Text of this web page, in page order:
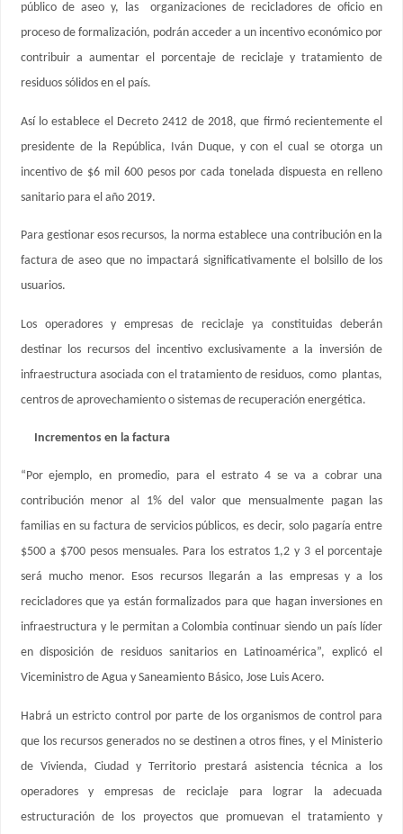
público de aseo y, las organizaciones de recicladores de oficio en
proceso de formalización, podrán acceder a un incentivo económico por
contribuir a aumentar el porcentaje de reciclaje y tratamiento de
residuos sólidos en el país.
Así lo establece el Decreto 2412 de 2018, que firmó recientemente el
presidente de la República, Iván Duque, y con el cual se otorga un
incentivo de $6 mil 600 pesos por cada tonelada dispuesta en relleno
sanitario para el año 2019.
Para gestionar esos recursos, la norma establece una contribución en la
factura de aseo que no impactará significativamente el bolsillo de los
usuarios.
Los operadores y empresas de reciclaje ya constituidas deberán
destinar los recursos del incentivo exclusivamente a la inversión de
infraestructura asociada con el tratamiento de residuos, como plantas,
centros de aprovechamiento o sistemas de recuperación energética.
Incrementos en la factura
“Por ejemplo, en promedio, para el estrato 4 se va a cobrar una
contribución menor al 1% del valor que mensualmente pagan las
familias en su factura de servicios públicos, es decir, solo pagaría entre
$500 a $700 pesos mensuales. Para los estratos 1,2 y 3 el porcentaje
será mucho menor. Esos recursos llegarán a las empresas y a los
recicladores que ya están formalizados para que hagan inversiones en
infraestructura y le permitan a Colombia continuar siendo un país líder
en disposición de residuos sanitarios en Latinoamérica”, explicó el
Viceministro de Agua y Saneamiento Básico, Jose Luis Acero.
Habrá un estricto control por parte de los organismos de control para
que los recursos generados no se destinen a otros fines, y el Ministerio
de Vivienda, Ciudad y Territorio prestará asistencia técnica a los
operadores y empresas de reciclaje para lograr la adecuada
estructuración de los proyectos que promuevan el tratamiento y